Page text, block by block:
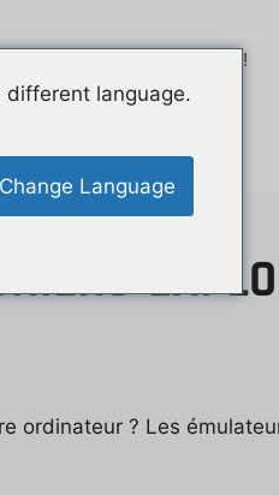
Les jeux mobiles du moment !
ordinateur ? Les
language.
Change Language